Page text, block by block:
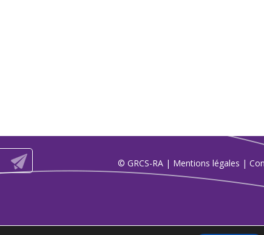
© GRCS-RA | Mentions légales |